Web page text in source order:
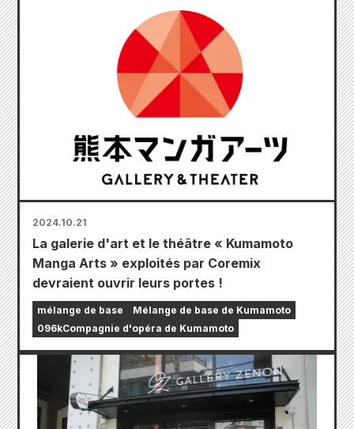
2024.10.21
La galerie d'art et le théâtre « Kumamoto
Manga Arts » exploités par Coremix
devraient ouvrir leurs portes !
mélange de base
Mélange de base de Kumamoto
096kCompagnie d'opéra de Kumamoto